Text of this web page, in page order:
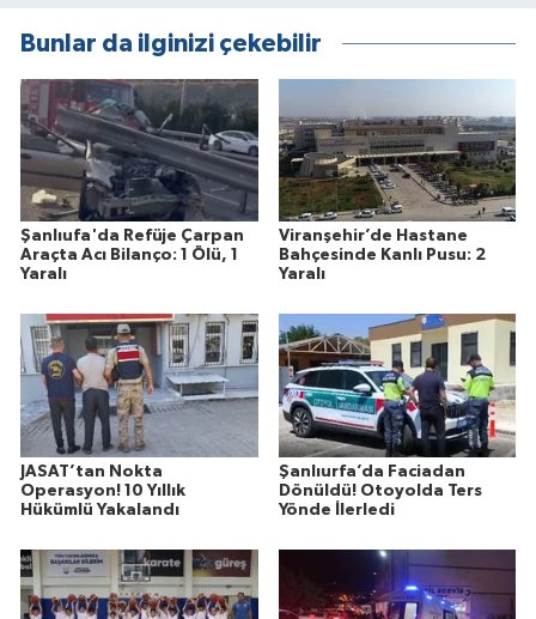
Bunlar da ilginizi çekebilir
Şanlıufa'da Refüje Çarpan
Araçta Acı Bilanço: 1 Ölü, 1
Yaralı
Viranşehir’de Hastane
Bahçesinde Kanlı Pusu: 2
Yaralı
JASAT’tan Nokta
Operasyon! 10 Yıllık
Hükümlü Yakalandı
Şanlıurfa’da Faciadan
Dönüldü! Otoyolda Ters
Yönde İlerledi